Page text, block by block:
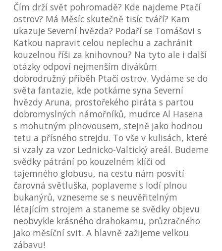
Čím drží svět pohromadě? Kde najdeme Ptačí
ostrov? Má Měsíc skutečně tisíc tváří? Kam
ukazuje Severní hvězda? Podaří se Tomášovi s
Katkou napravit celou neplechu a zachránit
kouzelnou říši za knihovnou? Na tyto ale i další
otázky odpoví nejmenším divákům
dobrodružný příběh Ptačí ostrov. Vydáme se do
světa fantazie, kde potkáme syna Severní
hvězdy Aruna, prostořekého piráta s partou
dobromyslných námořníků, mudrce Al Hasena
s mohutným plnovousem, stejně jako hodnou
tetu a přísného strejdu. To vše v kulisách, které
si vzaly za vzor Lednicko-Valtický areál. Budeme
svědky pátrání po kouzelném klíči od
tajemného globusu, na cestu nám posvítí
čarovná světluška, poplaveme s lodí plnou
bukanýrů, vzneseme se s neuvěřitelným
létajícím strojem a staneme se svědky objevu
neobvykle krásného drahokamu, průzračného
jako měsíční svit. A hlavně zažijeme velkou
zábavu!